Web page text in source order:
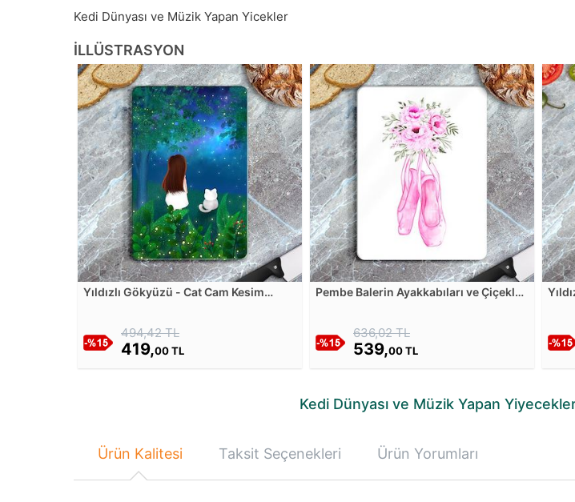
Kedi Dünyası ve Müzik Yapan Yicekler
İLLÜSTRASYON
Yıldızlı Gökyüzü - Cat Cam Kesim
494,42 TL
419,00 TL
Pembe Balerin Ayakkabıları ve Çiçekler
636,02 TL
539,00 TL
Kedi Dünyası ve Müzik Yapan
Ürün Kalitesi Taksit Seçenekleri Ürün Yorumları